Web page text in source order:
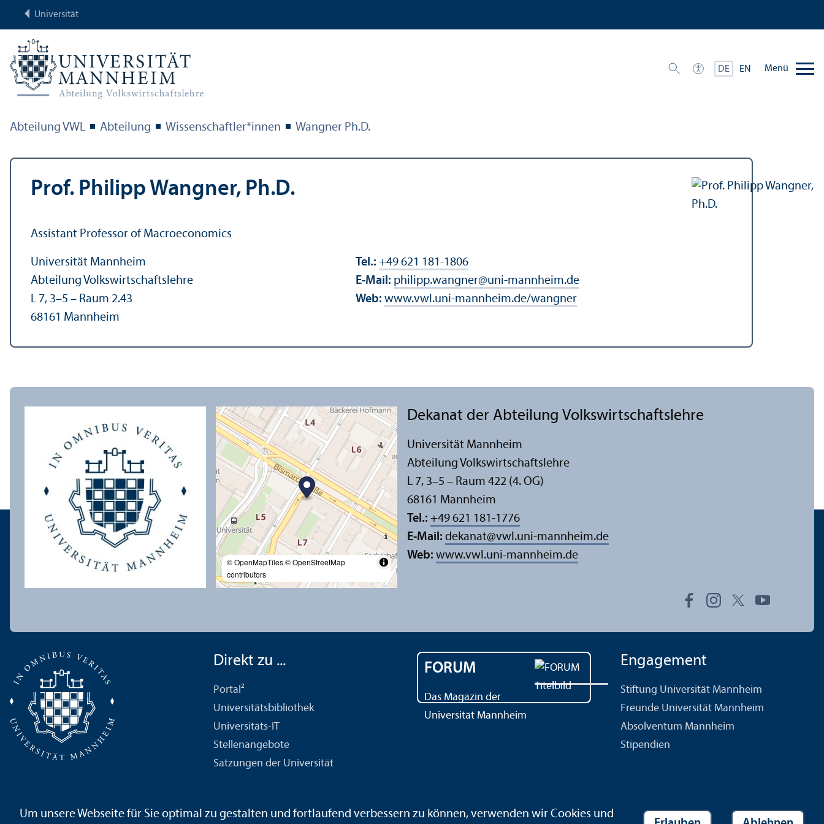
Universität
DE EN Menü
Abteilung VWL Abteilung Wissenschaft­ler*innen Wangner Ph.D.
Prof. Philipp Wangner, Ph.D.
Assistant Professor of Macroeconomics
Universität Mannheim
Abteilung Volkswirtschafts­lehre
L 7, 3–5 – Raum 2.43
68161 Mannheim
Tel.: +49 621 181-1806
E-Mail: philipp.wangner@uni-mannheim.de
Web: www.vwl.uni-mannheim.de/wangner
© OpenMapTiles© OpenStreetMap
contributors
Dekanat der Abteilung Volkswirtschafts­lehre
Universität Mannheim
Abteilung Volkswirtschafts­lehre
L 7, 3–5 – Raum 422 (4. OG)
68161 Mannheim
Tel.: +49 621 181-1776
E-Mail: dekanat@vwl.uni-mannheim.de
Web: www.vwl.uni-mannheim.de
Direkt zu ...
Portal²
Universitäts­bibliothek
Universitäts-IT
Stellenangebote
Satzungen der Universität
FORUM
Das Magazin der
Universität Mannheim
Engagement
Stiftung Universität Mannheim
Freunde Universität Mannheim
Absolventum Mannheim
Stipendien
Impressum Datenschutz­erklärung Sitemap
Um unsere Webseite für Sie optimal zu gestalten und fortlaufend verbessern zu können, verwenden wir Cookies und